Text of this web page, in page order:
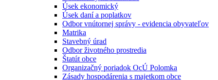
Úsek ekonomický
Úsek daní a poplatkov
Odbor vnútornej správy - evidencia obyvateľov
Matrika
Stavebný úrad
Odbor životného prostredia
Štatút obce
Organizačný poriadok OcÚ Polomka
Zásady hospodárenia s majetkom obce